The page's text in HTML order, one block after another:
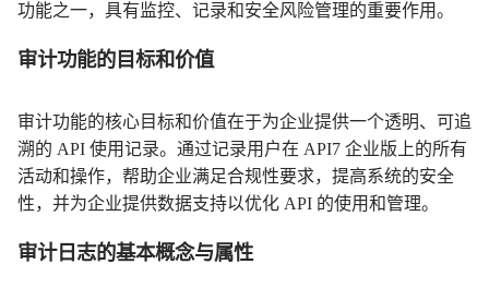
功能之一，具有监控、记录和安全风险管理的重要作用。
审计功能的目标和价值
审计功能的核心目标和价值在于为企业提供一个透明、可追
溯的 API 使用记录。通过记录用户在 API7 企业版上的所有
活动和操作，帮助企业满足合规性要求，提高系统的安全
性，并为企业提供数据支持以优化 API 的使用和管理。
审计日志的基本概念与属性